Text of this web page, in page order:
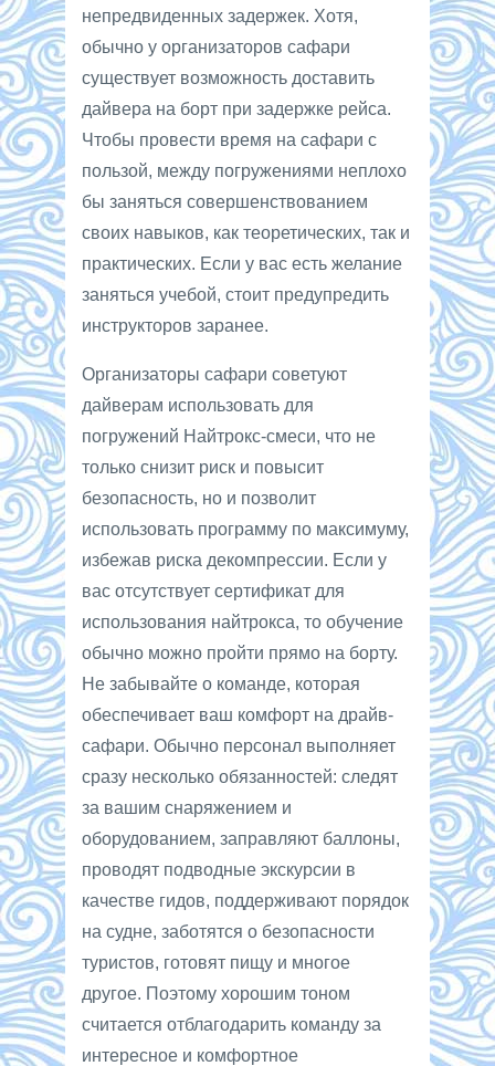
непредвиденных задержек. Хотя,
обычно у организаторов сафари
существует возможность доставить
дайвера на борт при задержке рейса.
Чтобы провести время на сафари с
пользой, между погружениями неплохо
бы заняться совершенствованием
своих навыков, как теоретических, так и
практических. Если у вас есть желание
заняться учебой, стоит предупредить
инструкторов заранее.
Организаторы сафари советуют
дайверам использовать для
погружений Найтрокс-смеси, что не
только снизит риск и повысит
безопасность, но и позволит
использовать программу по максимуму,
избежав риска декомпрессии. Если у
вас отсутствует сертификат для
использования найтрокса, то обучение
обычно можно пройти прямо на борту.
Не забывайте о команде, которая
обеспечивает ваш комфорт на драйв-
сафари. Обычно персонал выполняет
сразу несколько обязанностей: следят
за вашим снаряжением и
оборудованием, заправляют баллоны,
проводят подводные экскурсии в
качестве гидов, поддерживают порядок
на судне, заботятся о безопасности
туристов, готовят пищу и многое
другое. Поэтому хорошим тоном
считается отблагодарить команду за
интересное и комфортное